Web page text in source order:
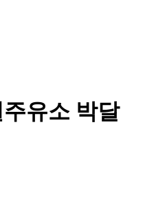
유소 박달